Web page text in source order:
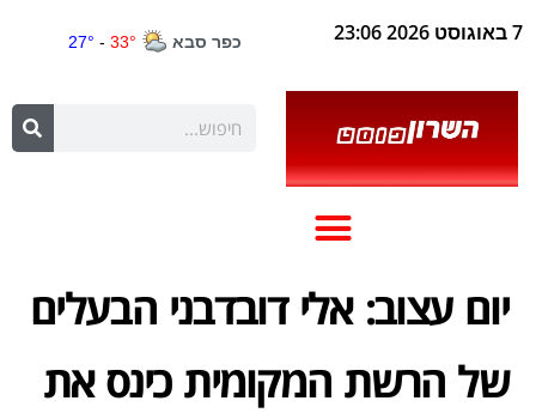
7 באוגוסט 2026 23:06
יום עצוב: אלי דובדבני הבעלים
של הרשת המקומית כינס את